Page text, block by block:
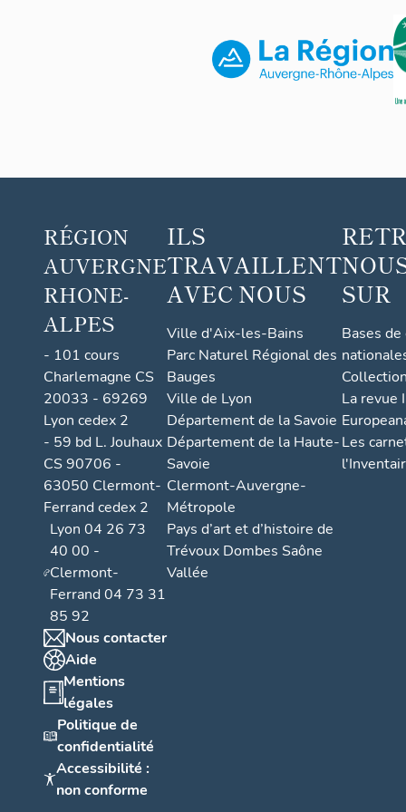
t
é,
d
it
l
o
s
e
e
n
t
RÉGION
AUVERGNE
RHONE-
ALPES
- 101 cours
Charlemagne CS
20033 - 69269
Lyon cedex 2
- 59 bd L. Jouhaux
CS 90706 -
63050 Clermont-
Ferrand cedex 2
Lyon 04 26 73
40 00 -
Clermont-
Ferrand 04 73 31
85 92
Nous contacter
Aide
Mentions
légales
Politique de
confidentialité
Accessibilité :
non conforme
ILS
TRAVAILLENT
AVEC NOUS
Ville d'Aix-les-Bains
Parc Naturel Régional des
Bauges
Ville de Lyon
Département de la Savoie
Département de la Haute-
Savoie
Clermont-Auvergne-
Métropole
Pays d’art et d’histoire de
Trévoux Dombes Saône
Vallée
SUR
Bases
La revue
Les